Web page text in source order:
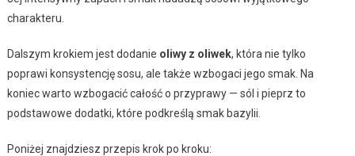
charakteru.
Dalszym krokiem jest dodanie oliwy z oliwek, która nie tylko
poprawi konsystencję sosu, ale także wzbogaci jego smak. Na
koniec warto wzbogacić całość o przyprawy — sól i pieprz to
podstawowe dodatki, które podkreślą smak bazylii.
Poniżej znajdziesz przepis krok po kroku: